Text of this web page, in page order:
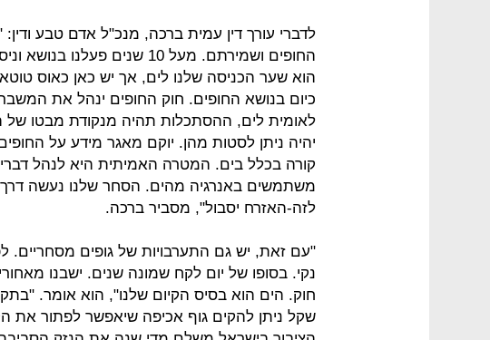
לדברי עורך דין עמית ברכה, מנכ"ל אדם טבע
החופים ושמירתם. מעל 10 שנים
הוא שער הכניסה שלנו לים, אך יש כאן כאוס
כיום בנושא החופים. חוק החופים ינהל את
לאומית לים, ההסתכלות תהיה מנקודת מבטו של
יהיה ניתן לסטות מהן. יוקם מאגר מידע על
קורה בכלל בים. המטרה האמיתית היא לנהל
משתמשים באנרגיה מהים. הסחר שלנו נעשה
לזה-האזרח יסבול", מסביר ברכה.
נקי. בסופו של יום לקח שמונה שנים. ישבנו מאחורי
חוק. הים הוא בסיס הקיום שלנו", הוא אומר.
שקל ניתן להקים גוף אכיפה שיאפשר לפתור את